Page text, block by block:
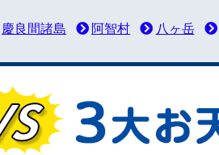
慶良間諸島 阿智村 八ヶ岳